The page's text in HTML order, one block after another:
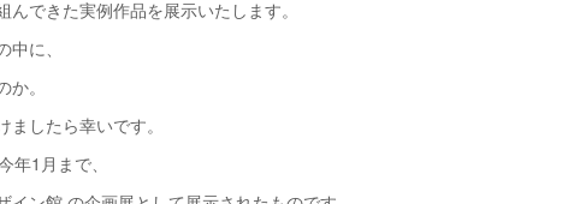
できた実例作品を展示いたします。
に、
。
したら幸いです。
1月まで、